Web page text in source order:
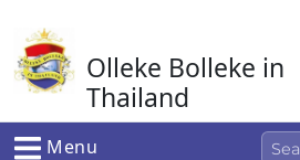
naar
de
inhoud
Olleke Bolleke in
Thailand
In Thailand
Menu